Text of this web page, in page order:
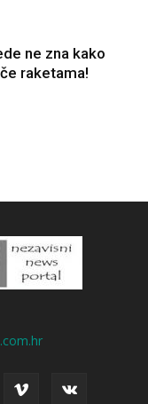
ne zna kako
raketama!